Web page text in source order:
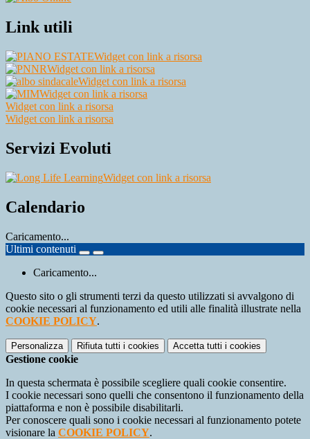
Link utili
Widget con link a risorsa
Widget con link a risorsa
Widget con link a risorsa
Widget con link a risorsa
Widget con link a risorsa
Widget con link a risorsa
Servizi Evoluti
Widget con link a risorsa
Calendario
Caricamento...
Ultimi contenuti
Caricamento...
Questo sito o gli strumenti terzi da questo utilizzati si avvalgono di
cookie necessari al funzionamento ed utili alle finalità illustrate nella
COOKIE POLICY.
Personalizza Rifiuta tutti i cookies Accetta tutti i cookies
Gestione cookie
In questa schermata è possibile scegliere quali cookie consentire.
I cookie necessari sono quelli che consentono il funzionamento della
piattaforma e non è possibile disabilitarli.
Per conoscere quali sono i cookie necessari al funzionamento potete
visionare la COOKIE POLICY.